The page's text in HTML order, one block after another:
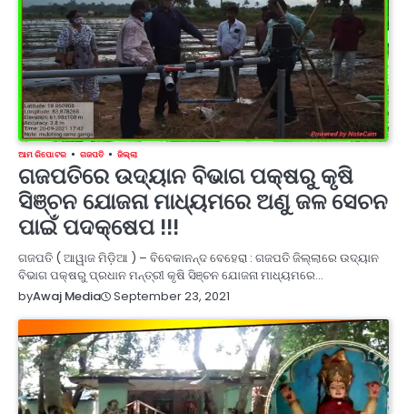
ଆମ ରିପୋଟର ଗଜପତି ଜିଲ୍ଲା
ଗଜପତିରେ ଉଦ୍ୟାନ ବିଭାଗ ପକ୍ଷରୁ କୃଷି
ସିଞ୍ଚନ ଯୋଜନା ମାଧ୍ୟମରେ ଅଣୁ ଜଳ ସେଚନ
ପାଇଁ ପଦକ୍ଷେପ !!!
ଗଜପତି ( ଆୱାଜ ମିଡ଼ିଆ ) – ବିବେକାନନ୍ଦ ବେହେରା : ଗଜପତି ଜିଲ୍ଲାରେ ଉଦ୍ୟାନ
ବିଭାଗ ପକ୍ଷରୁ ପ୍ରଧାନ ମନ୍ତ୍ରୀ କୃଷି ସିଞ୍ଚନ ଯୋଜନା ମାଧ୍ୟମରେ…
byAwaj Media September 23, 2021